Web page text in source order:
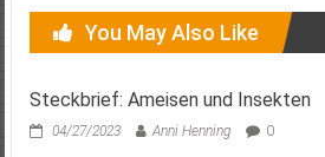
You May Also Like
Steckbrief: Ameisen und Insekten
04/27/2023 Anni Henning 0